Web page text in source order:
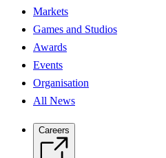
Markets
Games and Studios
Awards
Events
Organisation
All News
Careers